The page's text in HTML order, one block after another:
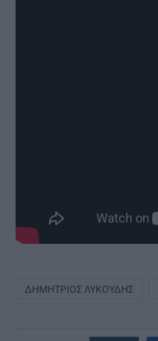
ΔΗΜΉΤΡΙΟΣ ΛΥΚΟΎΔΗΣ